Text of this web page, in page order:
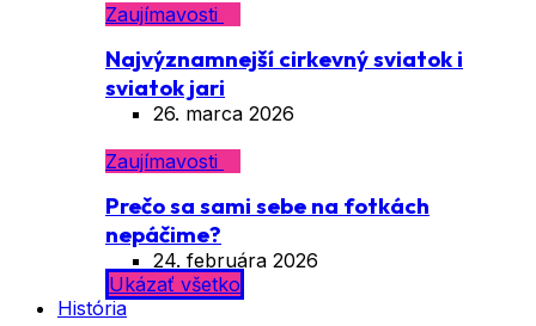
Zaujímavosti
Najvýznamnejší cirkevný sviatok i
sviatok jari
26. marca 2026
Zaujímavosti
Prečo sa sami sebe na fotkách
nepáčime?
24. februára 2026
Ukázať všetko
História